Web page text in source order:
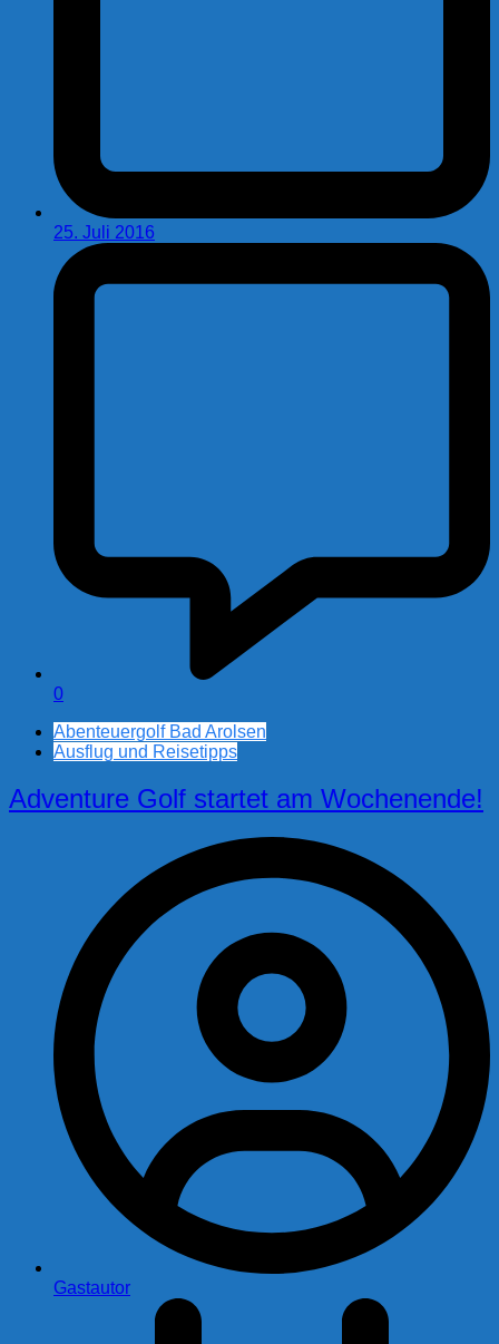
25. Juli 2016
0
Abenteuergolf Bad Arolsen
Ausflug und Reisetipps
Adventure Golf startet am Wochenende!
Gastautor